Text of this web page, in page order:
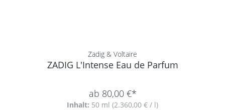
Zadig & Voltaire
ZADIG L'Intense Eau de Parfum
ab 80,00 €*
Inhalt: 50 ml (2.360,00 € / l)